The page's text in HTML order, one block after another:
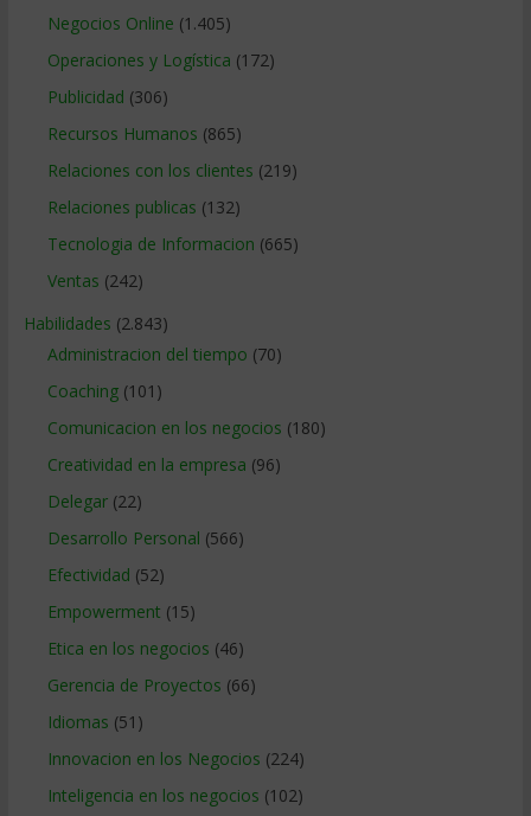
Negocios Online (1.405)
Operaciones y Logística (172)
Publicidad (306)
Recursos Humanos (865)
Relaciones con los clientes (219)
Relaciones publicas (132)
Tecnologia de Informacion (665)
Ventas (242)
Habilidades (2.843)
Administracion del tiempo (70)
Coaching(101)
Comunicacion en los negocios (180)
Creatividad en la empresa (96)
Delegar(22)
Desarrollo Personal (566)
Efectividad (52)
Empowerment (15)
Etica en los negocios (46)
Gerencia de Proyectos (66)
Idiomas (51)
Innovacion en los Negocios (224)
Inteligencia en los negocios (102)